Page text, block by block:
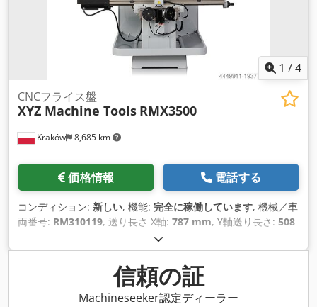
1 /4
Kraków 8,685 km
CNCフライス盤
XYZ Machine Tools RMX3500
価格情報 電話する
コンディション: 新しい, 機能: 完全に稼働しています, 機械／車
両番号: RM310119, 送り長さ X軸: 787 mm, Y軸送り長さ: 508
, キル径:
355 mm, テーブル長さ:1,372 mm, 入力電流の種類:三相, 最
5,000 回転/分, 回転速度（最小）:
600 kg（キログラム）, 総重量:
, 入力電圧:400 V, ワーク重量（最大）:600 kg（キログラ
信頼の証
Machineseeker認定ディーラー